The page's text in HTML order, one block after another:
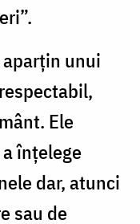
unui
Ele
înțelege
dar, atunci
sau de